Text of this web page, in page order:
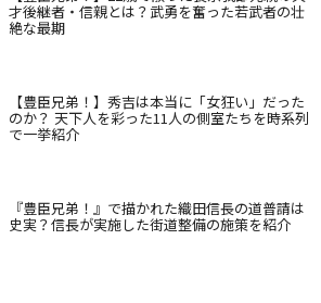
才後継者・信親とは？武勇を奮った若武者の壮
絶な最期
【豊臣兄弟！】秀吉は本当に「女狂い」だった
のか？ 天下人を彩った11人の側室たちを時系列
で一挙紹介
『豊臣兄弟！』で描かれた織田信長の道普請は
史実？信長が実施した街道整備の施策を紹介